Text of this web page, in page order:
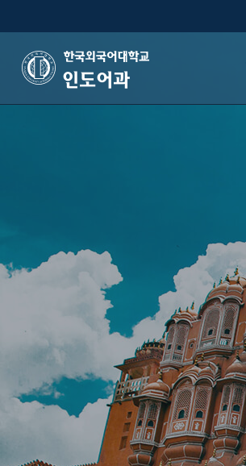
인도어과